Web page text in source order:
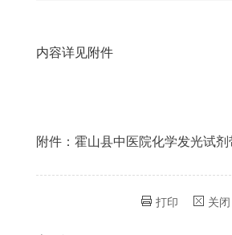
内容详见附件
附件：霍山县中医院化学发光试
打印 关闭